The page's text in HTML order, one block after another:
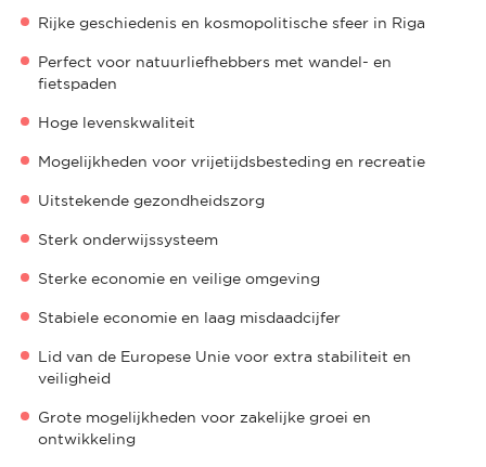
Rijke geschiedenis en kosmopolitische sfeer in Riga
Perfect voor natuurliefhebbers met wandel- en
fietspaden
Hoge levenskwaliteit
Mogelijkheden voor vrijetijdsbesteding en recreatie
Uitstekende gezondheidszorg
Sterk onderwijssysteem
Sterke economie en veilige omgeving
Stabiele economie en laag misdaadcijfer
Lid van de Europese Unie voor extra stabiliteit en
veiligheid
Grote mogelijkheden voor zakelijke groei en
ontwikkeling